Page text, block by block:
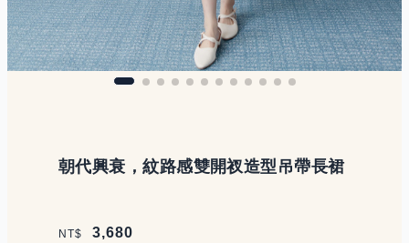
朝代興衰，紋路感雙開衩造型吊帶長裙
NT$ 3,680